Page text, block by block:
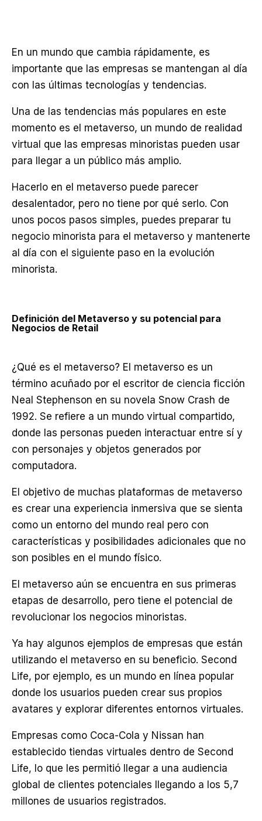
En un mundo que cambia rápidamente, es
importante que las empresas se mantengan al día
con las últimas tecnologías y tendencias.
Una de las tendencias más populares en este
momento es el metaverso, un mundo de realidad
virtual que las empresas minoristas pueden usar
para llegar a un público más amplio.
Hacerlo en el metaverso puede parecer
desalentador, pero no tiene por qué serlo. Con
unos pocos pasos simples, puedes preparar tu
negocio minorista para el metaverso y mantenerte
al día con el siguiente paso en la evolución
minorista.
Definición del Metaverso y su potencial para
Negocios de Retail
¿Qué es el metaverso? El metaverso es un
término acuñado por el escritor de ciencia ficción
Neal Stephenson en su novela Snow Crash de
1992. Se refiere a un mundo virtual compartido,
donde las personas pueden interactuar entre sí y
con personajes y objetos generados por
computadora.
El objetivo de muchas plataformas de metaverso
es crear una experiencia inmersiva que se sienta
como un entorno del mundo real pero con
características y posibilidades adicionales que no
son posibles en el mundo físico.
El metaverso aún se encuentra en sus primeras
etapas de desarrollo, pero tiene el potencial de
revolucionar los negocios minoristas.
Ya hay algunos ejemplos de empresas que están
utilizando el metaverso en su beneficio. Second
Life, por ejemplo, es un mundo en línea popular
donde los usuarios pueden crear sus propios
avatares y explorar diferentes entornos virtuales.
Empresas como Coca-Cola y Nissan han
establecido tiendas virtuales dentro de Second
Life, lo que les permitió llegar a una audiencia
global de clientes potenciales llegando a los 5,7
millones de usuarios registrados.